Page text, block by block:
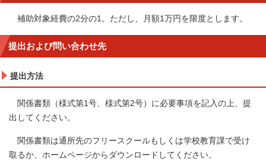
補助対象経費の2分の1。ただし、月額1万円を限度とします。
提出および問い合わせ先
提出方法
関係書類（様式第1号、様式第2号）に必要事項を記入の上、提
出してください。
関係書類は通所先のフリースクールもしくは学校教育課で受け
取るか、ホームページからダウンロードしてください。